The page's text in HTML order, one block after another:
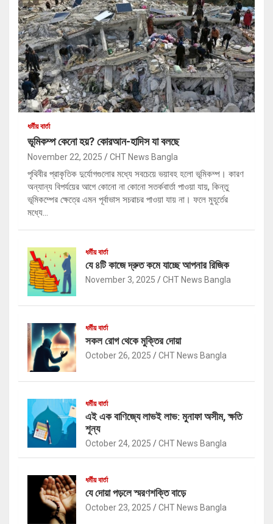
ধর্মীয় বার্তা
ভূমিকম্প কেনো হয়? কোরআন-হাদিস যা বলছে
November 22, 2025 CHT News Bangla
পৃথিবীর প্রাকৃতিক দুর্যোগগুলোর মধ্যে সবচেয়ে ভয়াবহ হলো ভূমিকম্প। কারণ
অন্যান্য বিপর্যয়ের আগে কোনো না কোনো সতর্কবার্তা পাওয়া যায়, কিন্তু
ভূমিকম্পের ক্ষেত্রে এমন পূর্বাভাস সচরাচর পাওয়া যায় না। ফলে মুহূর্তের
মধ্যে…
ধর্মীয় বার্তা
যে ৪টি কাজে দ্রুত কমে যাচ্ছে আপনার রিজিক
November 3, 2025 CHT News Bangla
ধর্মীয় বার্তা
সকল রোগ থেকে মুক্তির দোয়া
October 26, 2025 CHT News Bangla
ধর্মীয় বার্তা
এই এক বাণিজ্যে লাভই লাভ: মুনাফা অসীম, ক্ষতি
শূন্য
October 24, 2025 CHT News Bangla
ধর্মীয় বার্তা
যে দোয়া পড়লে স্মরণশক্তি বাড়ে
October 23, 2025 CHT News Bangla